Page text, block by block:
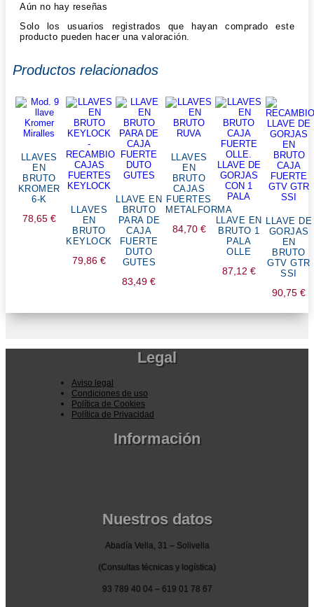
Aún no hay reseñas
Solo los usuarios registrados que hayan comprado este
producto pueden hacer una valoración.
Productos relacionados
LLAVES
EN
BRUTO
KROMER
6-K
78,65 €
LLAVES
EN
BRUTO
KEYLOCK
79,86€
LLAVE EN
BRUTO
PARA DE
CAJA
FUERTE
DUTO
GUTES
83,49€
LLAVES
EN
BRUTO
CAJAS
FUERTES
METALFORMA
84,70 €
LLAVE EN
BRUTO 1
PALA
OLLE
87,12 €
LLAVE DE
GORJAS
EN
BRUTO
GTV GTR
SSI
90,75€
Legal
Aviso legal
Condiciones de uso
Política de Cookies
Política de Privacidad
Información
Nuestros datos
Abadía Vella, 31 – Solivella
(Consultas técnicas y logística)
93 789 40 04 – 619 01 78 67